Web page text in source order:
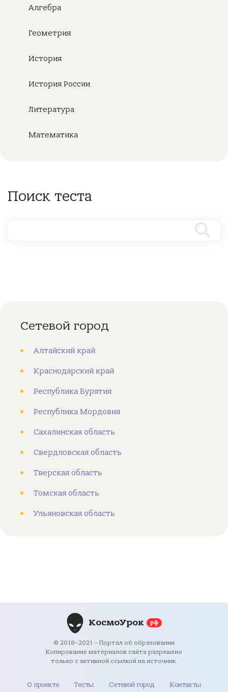
Алгебра
Геометрия
История
История России
Литература
Математика
Поиск теста
Сетевой город
Алтайский край
Краснодарский край
Республика Бурятия
Республика Мордовия
Сахалинская область
Свердловская область
Тверская область
Томская область
Ульяновская область
КосмоУрок рф
© 2018–2021 – Портал об образовании
Копирование материалов сайта разрешено
только с активной ссылкой на источник.
О проекте Тесты Сетевой город Контакты